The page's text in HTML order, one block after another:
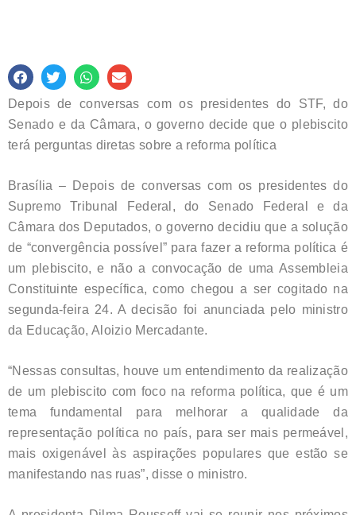
Depois de conversas com os presidentes do STF, do
Senado e da Câmara, o governo decide que o plebiscito
terá perguntas diretas sobre a reforma política
Brasília – Depois de conversas com os presidentes do
Supremo Tribunal Federal, do Senado Federal e da
Câmara dos Deputados, o governo decidiu que a solução
de “convergência possível” para fazer a reforma política é
um plebiscito, e não a convocação de uma Assembleia
Constituinte específica, como chegou a ser cogitado na
segunda-feira 24. A decisão foi anunciada pelo ministro
da Educação, Aloizio Mercadante.
“Nessas consultas, houve um entendimento da realização
de um plebiscito com foco na reforma política, que é um
tema fundamental para melhorar a qualidade da
representação política no país, para ser mais permeável,
mais oxigenável às aspirações populares que estão se
manifestando nas ruas”, disse o ministro.